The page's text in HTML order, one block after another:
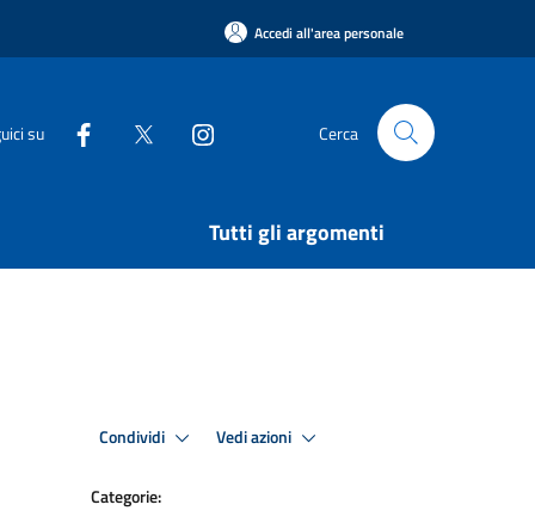
Accedi all'area personale
su Cerca
Tutti gli argomenti
Condividi Vedi azioni
Categorie: